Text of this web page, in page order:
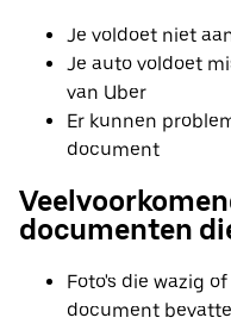
Je voldoet niet
Je auto voldoet
van Uber
Er kunnen
document
documenten
Foto's die wazig
document